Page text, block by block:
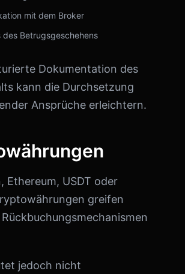
mit dem Broker
des Betrugsgeschehens
Dokumentation des
kann die Durchsetzung
Ansprüche erleichtern.
Ethereum, USDT oder
greifen
jedoch nicht